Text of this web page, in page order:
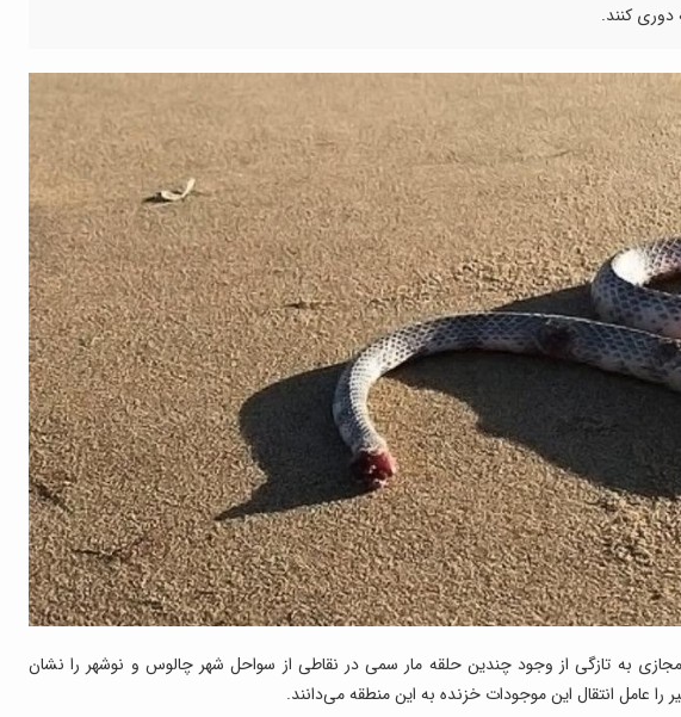
کنند.
به تازگی از وجود چندین حلقه مار سمی در نقاطی از سواحل شهر چالوس و نوشهر را نشان
عامل انتقال این موجودات خزنده به این منطقه می‌دانند.